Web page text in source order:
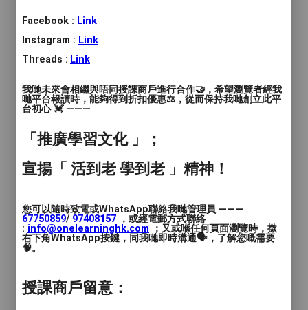
本部道場練習時間 :
兒童空手道班
逢星期日 11:00 - 12:30
少年及成人空手道班
逢星期五 19:00 - 21:00
逢星期六 19:00 - 21:00
西環道場
少年及成人班 逢星期四 19:00 - 21:00
Facebook : Link
Instagram : Link
Threads : Link
我哋未來會相繼與唔同授課商戶進行合作🤝，希望瀏覽者經我
哋平台報讀時，能夠得到折扣優惠⚖️，從而保持我哋創立此平
台初心 💓 ———
「推廣學習文化 」；
宣揚「 活到老 學到老 」精神！
您可以隨時致電或WhatsApp聯絡我哋管理員 ———
67750859/ 97408157 ，或經電郵方式聯絡
: info@onelearninghk.com ；又或喺任何頁面瀏覽時，撳
右下角WhatsApp按鍵，同我哋即時溝通🗣️，了解您嘅需要
🧠。
授課商戶留意：